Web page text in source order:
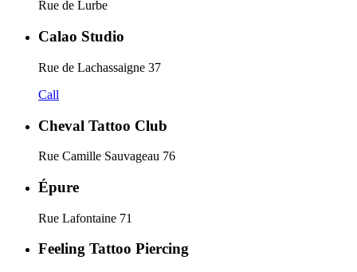
Rue de Lurbe
Calao Studio
Rue de Lachassaigne 37
Call
Cheval Tattoo Club
Rue Camille Sauvageau 76
Épure
Rue Lafontaine 71
Feeling Tattoo Piercing